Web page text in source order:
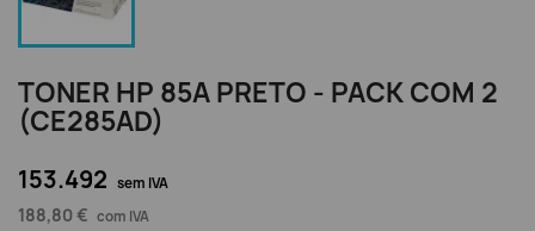
TONER HP 85A PRETO - PACK COM 2
(CE285AD)
153.492 sem IVA
188,80 € com IVA